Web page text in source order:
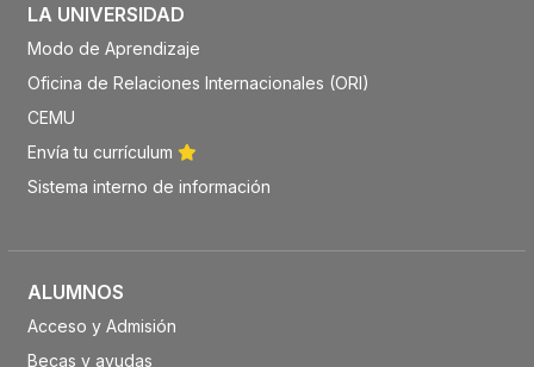
LA UNIVERSIDAD
Modo de Aprendizaje
Oficina de Relaciones Internacionales (ORI)
CEMU
Envía tu currículum
Sistema interno de información
ALUMNOS
Acceso y Admisión
Becas y ayudas